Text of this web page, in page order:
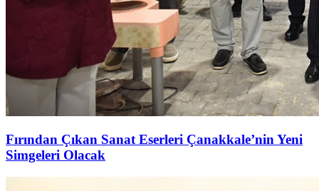
Fırından Çıkan Sanat Eserleri Çanakkale’nin Yeni
Simgeleri Olacak